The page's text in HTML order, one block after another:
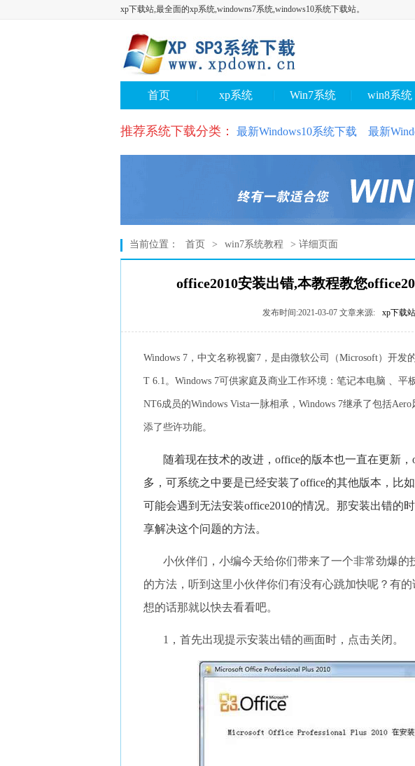
xp下载站,最全面的xp系统,windowns7系统,windows10系统下载站。
首页 xp系统 Win7系统 win8系统
推荐系统下载分类： 最新Windows10系统下载 最新
当前位置： 首页 > win7系统教程 > 详细页面
office2010安装出错,本教程教您
发布时间:2021-03-07 文章来源: xp下载站
Windows 7，中文名称视窗7，是由微软公司（Microsoft）开发
T 6.1。Windows 7可供家庭及商业工作环境：笔记本电脑 、平
NT6成员的Windows Vista一脉相承，Windows 7继承了包括
添了些许功能。
随着现在技术的改进，office的版本也一直在更新
多，可系统之中要是已经安装了office的其他版本，比
可能会遇到无法安装office2010的情况。那安装出错的
享解决这个问题的方法。
小伙伴们，小编今天给你们带来了一个非常劲爆的
的方法，听到这里小伙伴你们有没有心跳加快呢？有
想的话那就以快去看看吧。
1，首先出现提示安装出错的画面时，点击关闭。